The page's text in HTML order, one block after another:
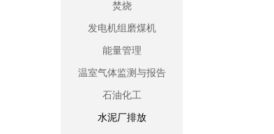
焚烧
发电机组磨煤机
能量管理
温室气体监测与报告
石油化工
水泥厂排放